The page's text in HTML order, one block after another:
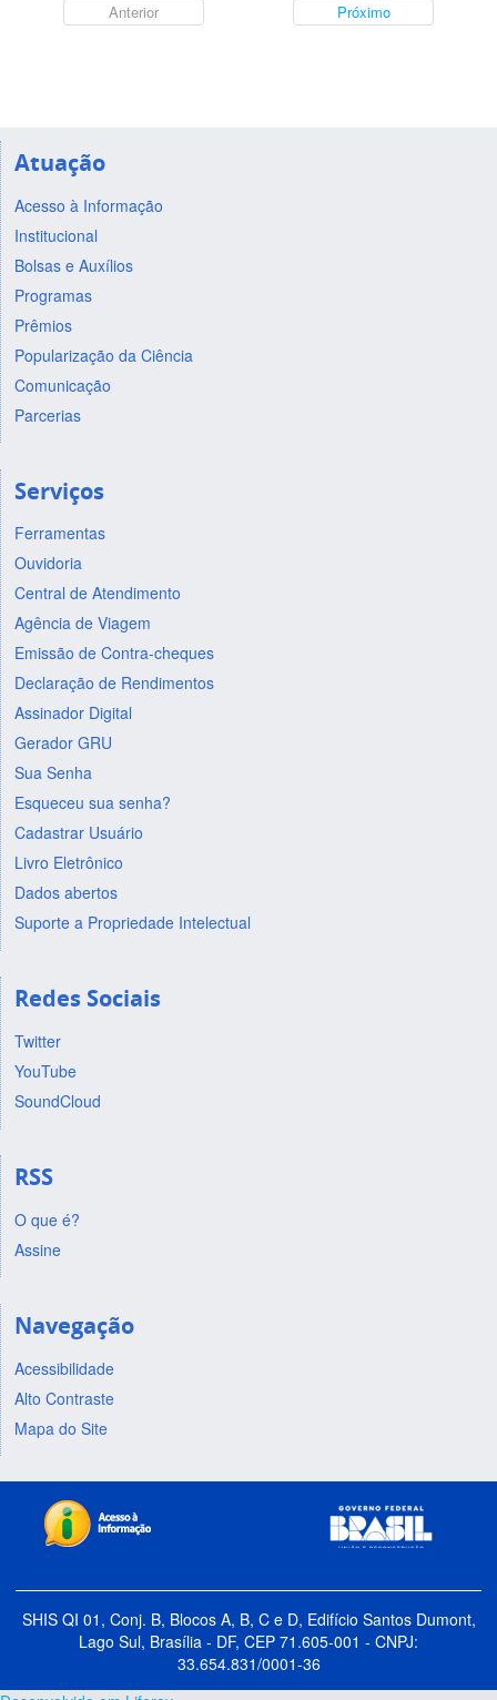
Anterior Próximo
Atuação
Acesso à Informação
Institucional
Bolsas e Auxílios
Programas
Prêmios
Popularização da Ciência
Comunicação
Parcerias
Serviços
Ferramentas
Ouvidoria
Central de Atendimento
Agência de Viagem
Emissão de Contra-cheques
Declaração de Rendimentos
Assinador Digital
Gerador GRU
Sua Senha
Esqueceu sua senha?
Cadastrar Usuário
Livro Eletrônico
Dados abertos
Suporte a Propriedade Intelectual
Redes Sociais
Twitter
YouTube
SoundCloud
RSS
O que é?
Assine
Navegação
Acessibilidade
Alto Contraste
Mapa do Site
SHIS QI 01, Conj. B, Blocos A, B, C e D, Edifício Santos Dumont,
Lago Sul, Brasília - DF, CEP 71.605-001 - CNPJ:
33.654.831/0001-36